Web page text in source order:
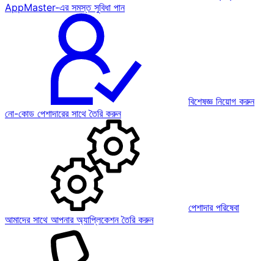
AppMaster-এর সমস্ত সুবিধা পান
বিশেষজ্ঞ নিয়োগ করুন
নো-কোড পেশাদারের সাথে তৈরি করুন
পেশাদার পরিষেবা
আমাদের সাথে আপনার অ্যাপ্লিকেশন তৈরি করুন